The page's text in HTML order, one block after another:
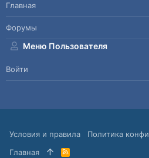
Главная
Форумы
Меню Пользователя
Войти
Условия и правила Политика
Главная
R